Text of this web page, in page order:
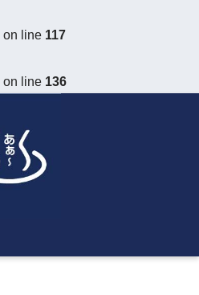
on line 117
on line 136